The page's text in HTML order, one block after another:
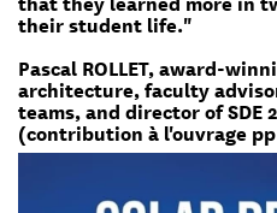
their student life."
Pascal ROLLET, award-
architecture, faculty
teams, and director of SDE
(contribution à l'ouvrage